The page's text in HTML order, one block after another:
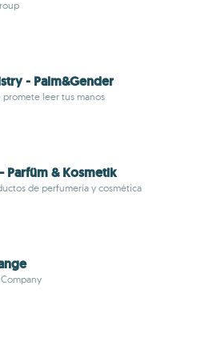
- Palm&Gender
promete leer tus manos
Parfüm & Kosmetik
de perfumería y cosmética